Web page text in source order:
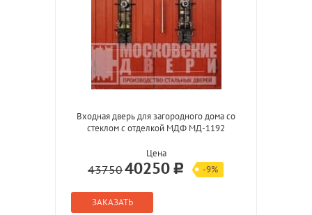
Входная дверь для загородного дома со
стеклом с отделкой МДФ МД-1192
Цена
4375040250 -9%
ЗАКАЗАТЬ